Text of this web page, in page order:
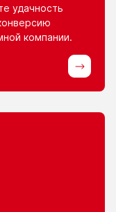
удачность
компании.